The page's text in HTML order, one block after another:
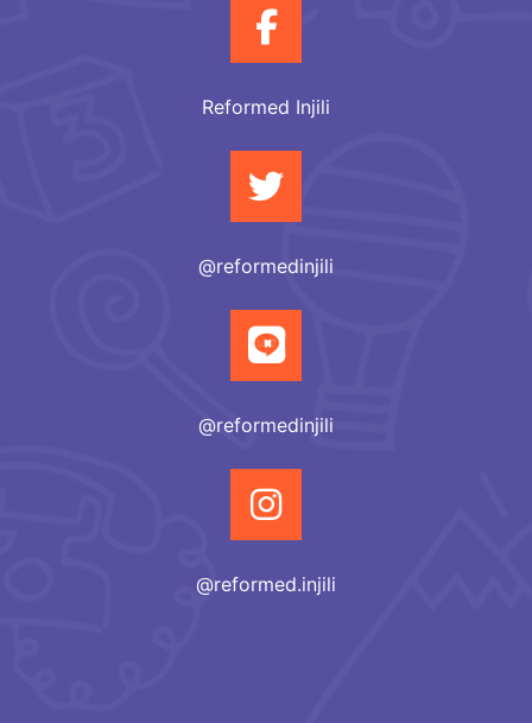
Reformed Injili
@reformedinjili
@reformedinjili
@reformed.injili